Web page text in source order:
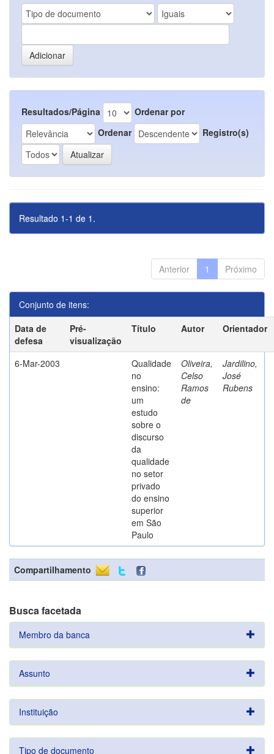
Resultados/Página
Ordenar por
Ordenar
Registro(s)
Resultado 1-1 de 1.
Anterior 1 Próximo
Conjunto de itens:
Data de
defesa
Pré-
visualização
Título Autor Orientador
6-Mar-2003
Qualidade
no
ensino:
um
estudo
sobre o
discurso
da
qualidade
no setor
privado
do ensino
superior
em São
Paulo
Oliveira,
Celso
Ramos
de
Jardilino,
José
Rubens
Compartilhamento
Busca facetada
Membro da banca
Assunto
Instituição
Tipo de documento